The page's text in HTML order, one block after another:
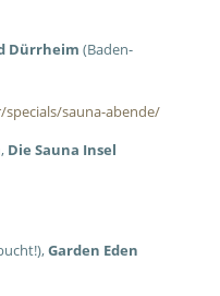
Dürrheim (Baden-
sauna-abende/
Die Sauna Insel
Garden Eden